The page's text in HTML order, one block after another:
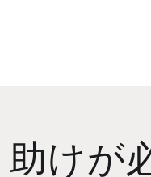
助けが